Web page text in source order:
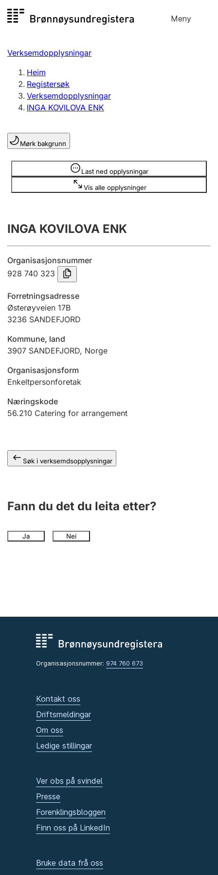
til
Meny
Registersøk
Aksjeselskap
Enkeltpersonføretak
Registrere, endre, slette
Lag og foreining
Registrere, endre, slette
Årsrekneskap
Innsending og forseinkingsgebyr
Jeger
Ektepaktrettleiaren
Andre tema
Verksemdopplysningar
Heim
Registersøk
Verksemdopplysningar
INGA KOVILOVA ENK
Mørk bakgrunn
Last ned opplysningar
Vis alle opplysninger
Opplysninger er skjult
INGA KOVILOVA ENK
Organisasjonsnummer
928 740 323
Forretningsadresse
Østerøyveien 17B
3236 SANDEFJORD
Kommune, land
3907 SANDEFJORD, Norge
Organisasjonsform
Enkeltpersonforetak
Næringskode
56.210 Catering for arrangement
Søk i verksemdsopplysningar
Fann du det du leita etter?
Ja Nei
Organisasjonsnummer: 974 760 673
Kontakt oss
Driftsmeldingar
Om oss
Ledige stillingar
Ver obs på svindel
Presse
Forenklingsbloggen
Finn oss på LinkedIn
Bruke data frå oss